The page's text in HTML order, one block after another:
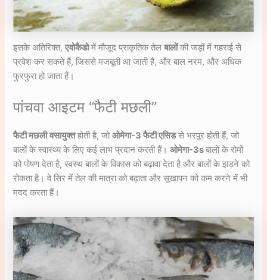
इसके अतिरिक्त,एवोकैडोमें मौजूद प्राकृतिक तेलबालोंकी जड़ों में गहराई से
प्रवेश कर सकते हैं, जिससे मजबूती आ जाती हैं, और बाल नरम, और अधिक
फुरफुरा हो जाता हैं।
पांचवा आइटम “फैटी मछली”
फैटी मछली वसायुक्तहोती है, जोओमेगा-3 फैटी एसिडसे भरपूर होती हैं, जो
बालों के स्वास्थ्य के लिए कई लाभ प्रदान करती हैं।ओमेगा-3sबालों के रोमों
को पोषण देता है, स्वस्थ बालों के विकास को बढ़ावा देता है और बालों के झड़ने को
रोकता है। वे सिर में तेल की मात्रा को बढ़ाता और सूखापन को कम करने में भी
मदद करता हैं।